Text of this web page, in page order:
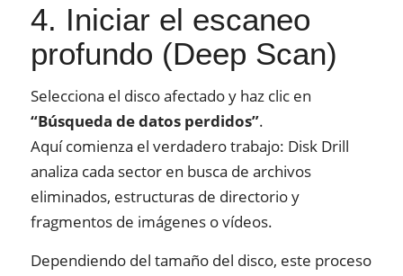
4. Iniciar el escaneo
profundo (Deep Scan)
Selecciona el disco afectado y haz clic en
“Búsqueda de datos perdidos”.
Aquí comienza el verdadero trabajo: Disk Drill
analiza cada sector en busca de archivos
eliminados, estructuras de directorio y
fragmentos de imágenes o vídeos.
Dependiendo del tamaño del disco, este proceso